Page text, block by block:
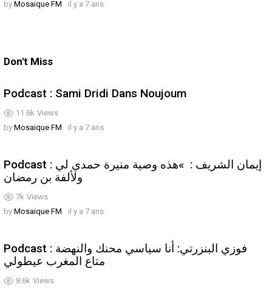
by Mosaique FM il y a 7 ans
Don't Miss
11.6k Views
Podcast : Sami Dridi Dans Noujoum
by Mosaique FM il y a 7 ans
7k Views
Podcast : إيمان الشريف : »هذه وصية منيرة حمدي لي
ولألفة بن رمضان
by Mosaique FM il y a 7 ans
8.6k Views
Podcast : فوزي البنزرتي: أنا سياسي محنك والنهضة
متاع المغرب عيطولي